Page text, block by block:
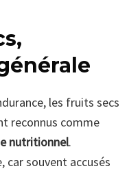
les fruits secs
reconnus comme
nutritionnel.
car souvent accusés